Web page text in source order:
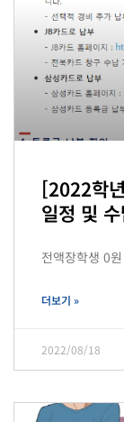
[2022학
일정 및
전액장학생 0
더보기 »
2022/08/18